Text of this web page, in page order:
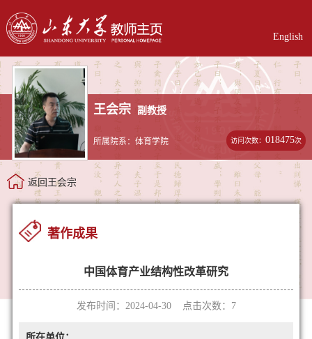
English
王会宗 副教授
所属院系：体育学院 访问次数：018475次
返回王会宗
著作成果
中国体育产业结构性改革研究
发布时间：2024-04-30 点击次数： 7